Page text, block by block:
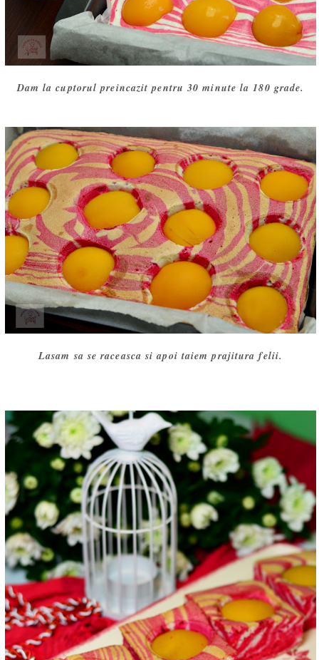
Dam la cuptorul preincazit pentru 30 minute la 180 grade.
Lasam sa se raceasca si apoi taiem prajitura felii.